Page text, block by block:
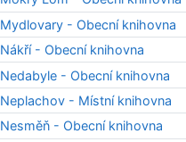
Mydlovary - Obecní knihovna
Nákří - Obecní knihovna
Nedabyle - Obecní knihovna
Neplachov - Místní knihovna
Nesměň - Obecní knihovna